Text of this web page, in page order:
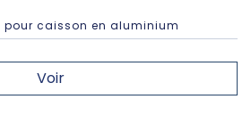
pour caisson en aluminium
Voir